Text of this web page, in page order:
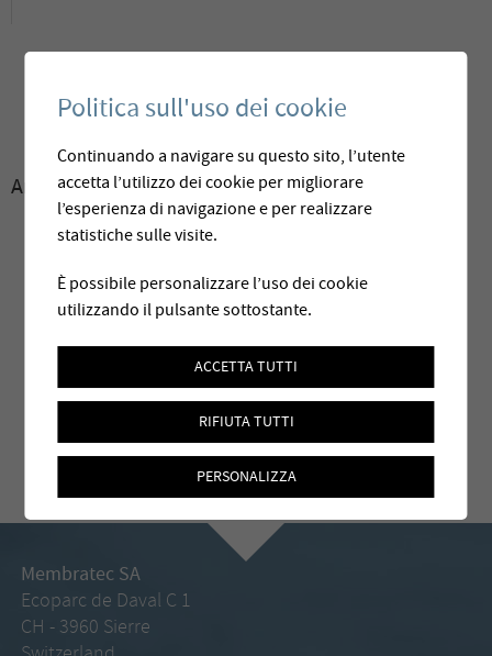
Archives:2017
Membratec SA
Ecoparc de Daval C 1
CH - 3960 Sierre
Politica sull'uso dei cookie
Continuando a navigare su questo sito, l’utente
accetta l’utilizzo dei cookie per migliorare
l’esperienza di navigazione e per realizzare
statistiche sulle visite.
È possibile personalizzare l’uso dei cookie
utilizzando il pulsante sottostante.
ACCETTA TUTTI
RIFIUTA TUTTI
PERSONALIZZA